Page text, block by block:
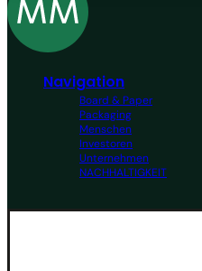
Navigation
Board & Paper
Packaging
Menschen
Investoren
Unternehmen
NACHHALTIGKEIT